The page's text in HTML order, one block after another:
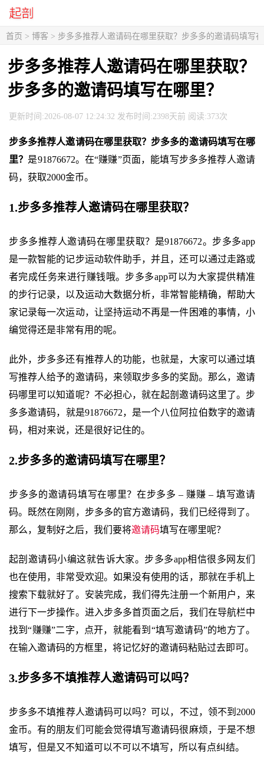
首页 > 博客 > 步多多推荐人邀请码在哪里获取？步多多的邀请码填写
步多多推荐人邀请码在哪里获取？
步多多的邀请码填写在哪里？
更新时间:2026-08-07 12:24:32 发布时间:2398天前 阅读:373次
步多多推荐人邀请码在哪里获取？步多多的邀请码填写在哪
里？ 是91876672。在“赚赚”页面，能填写步多多推荐人邀请
码，获取2000金币。
1.步多多推荐人邀请码在哪里获取？
步多多推荐人邀请码在哪里获取？是91876672。步多多app
是一款智能的记步运动软件助手，并且，还可以通过走路或
者完成任务来进行赚钱哦。步多多app可以为大家提供精准
的步行记录，以及运动大数据分析，非常智能精确，帮助大
家记录每一次运动，让坚持运动不再是一件困难的事情，小
编觉得还是非常有用的呢。
此外，步多多还有推荐人的功能，也就是，大家可以通过填
写推荐人给予的邀请码，来领取步多多的奖励。那么，邀请
码哪里可以知道呢？不必担心，就在起剖邀请码这里了。步
多多邀请码，就是91876672，是一个八位阿拉伯数字的邀请
码，相对来说，还是很好记住的。
2.步多多的邀请码填写在哪里？
步多多的邀请码填写在哪里？在步多多 – 赚赚 – 填写邀请
码。既然在刚刚，步多多的官方邀请码，我们已经得到了。
那么，复制好之后，我们要将邀请码填写在哪里呢？
起剖邀请码小编这就告诉大家。步多多app相信很多网友们
也在使用，非常受欢迎。如果没有使用的话，那就在手机上
搜索下载就好了。安装完成，我们得先注册一个新用户，来
进行下一步操作。进入步多多首页面之后，我们在导航栏中
找到“赚赚”二字，点开，就能看到“填写邀请码”的地方了。
在输入邀请码的方框里，将记忆好的邀请码粘贴过去即可。
3.步多多不填推荐人邀请码可以吗？
步多多不填推荐人邀请码可以吗？可以，不过，领不到2000
金币。有的朋友们可能会觉得填写邀请码很麻烦，于是不想
填写，但是又不知道可以不可以不填写，所以有点纠结。